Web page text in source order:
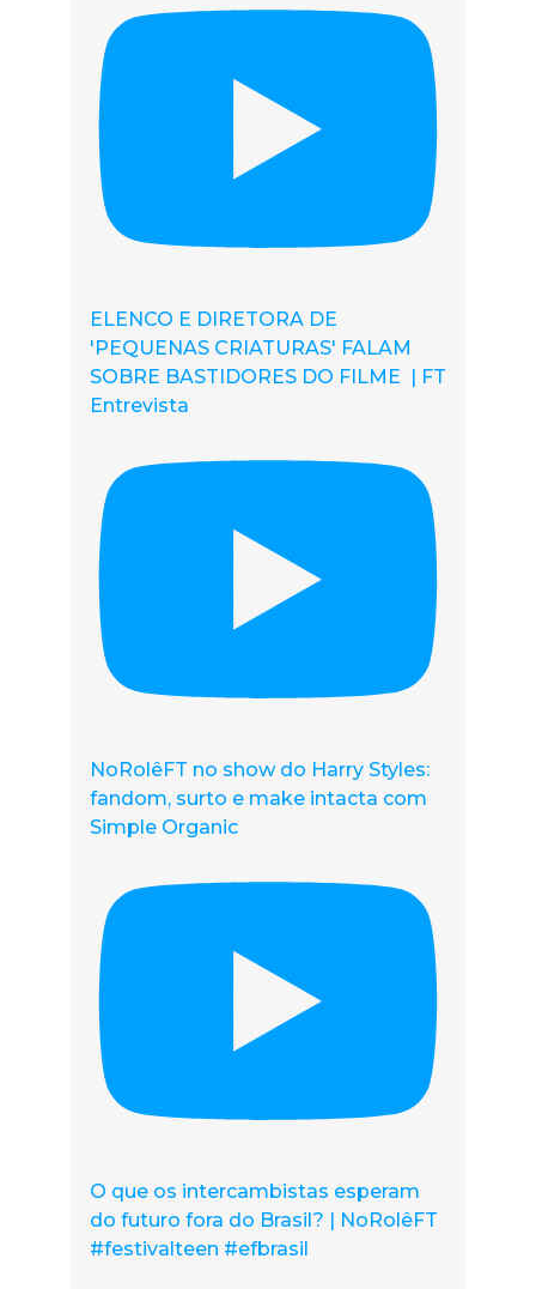
ELENCO E DIRETORA DE
'PEQUENAS CRIATURAS' FALAM
SOBRE BASTIDORES DO FILME | FT
Entrevista
NoRolêFT no show do Harry Styles:
fandom, surto e make intacta com
Simple Organic
O que os intercambistas esperam
do futuro fora do Brasil? | NoRolêFT
#festivalteen #efbrasil